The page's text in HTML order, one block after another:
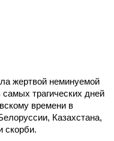
жертвой неминуемой
самых трагических дней
времени в
Казахстана,
скорби.